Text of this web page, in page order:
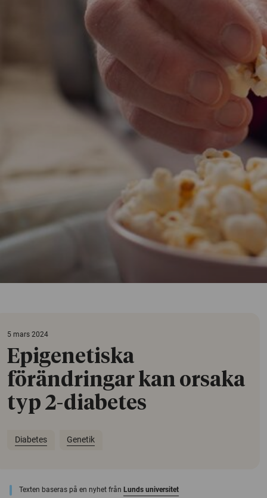
5 mars 2024
Epigenetiska
förändringar kan orsaka
typ 2-diabetes
Diabetes Genetik
Texten baseras på en nyhet från Lunds universitet